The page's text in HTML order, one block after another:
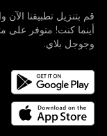
قم بتنزيل تطبيقنا
أينما كنت! متوفر على
وجوجل بلاي.